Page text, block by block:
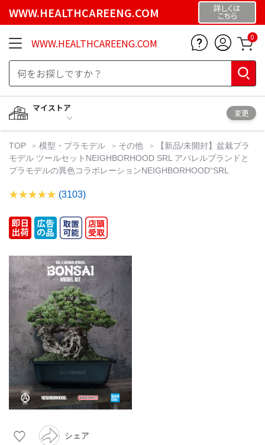
WWW.HEALTHCAREENG.COM 詳しくは
こちら
WWW.HEALTHCAREENG.COM 0
マイストア
変更
TOP 模型・プラモデル その他
【新品/未開封】盆栽プラ
モデル ツールセットNEIGHBORHOOD SRL アパレルブランドと
プラモデルの異色コラボレーションNEIGHBORHOOD“SRL
(3103)
シェア